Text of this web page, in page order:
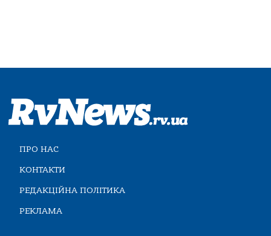
ПРО НАС
КОНТАКТИ
РЕДАКЦІЙНА ПОЛІТИКА
РЕКЛАМА